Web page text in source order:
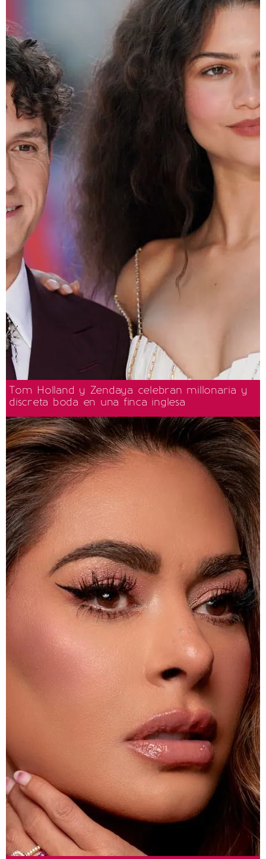
Tom Holland y Zendaya celebran millonaria y
discreta boda en una finca inglesa